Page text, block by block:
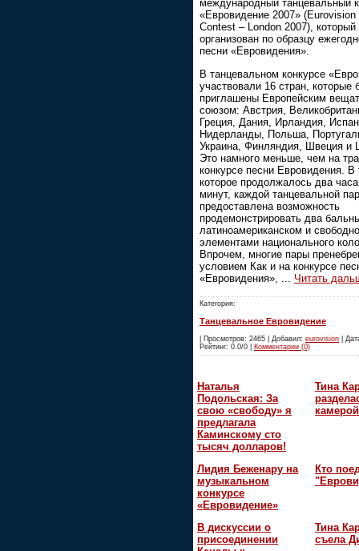
международный танцевальный
«Евровидение 2007» (Eurovision
Contest – London 2007),
организован по образцу
песни «Евровидения».
В танцевальном конкурсе
участвовали 16 стран, которые
приглашены Европейским
союзом: Австрия,
Греция, Дания, Ирландия,
Нидерланды, Польша,
Украина, Финляндия, Швеция и
Это намного меньше, чем на
конкурсе песни Евровидения. В
которое продолжалось два
минут, каждой танцевальной
предоставлена возможность
продемонстрировать два
латиноамериканском и
элементами национального
Впрочем, многие пары
условием Как и на конкурсе
«Евровидения»,
Читать
Категория:
Танцевальное Евровидение
| Просмотров: 2465 | Добавил: eurovision |
Рейтинг: 0.0/0 | Комментарии (0)
Наталья
Подольская: За
свою «свободу» я
предлагала
Каминскому сто
тысяч долларов!
Тина
камерой
Лидия Беженару на
музыкальном
конкурсе
«Евровидение»
Кто
В дискуссии о
присоединении
Тина
съела